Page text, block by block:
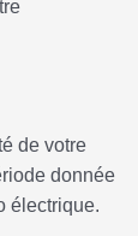
de votre
donnée
électrique.